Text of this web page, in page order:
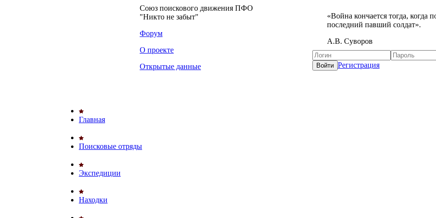
Союз поискового движения ПФО
"Никто не забыт"
Форум
О проекте
Открытые данные
«Война кончается тогда, когда
последний павший солдат».
А.В. Суворов
Регистрация
Главная
Поисковые отряды
Экспедиции
Находки